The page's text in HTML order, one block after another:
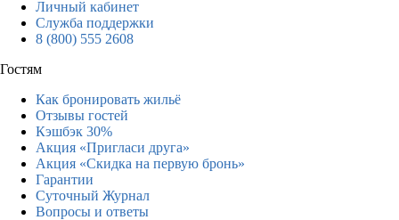
Личный кабинет
Служба поддержки
8 (800) 555 2608
Гостям
Как бронировать жильё
Отзывы гостей
Кэшбэк 30%
Акция «Пригласи друга»
Акция «Скидка на первую бронь»
Гарантии
Суточный Журнал
Вопросы и ответы